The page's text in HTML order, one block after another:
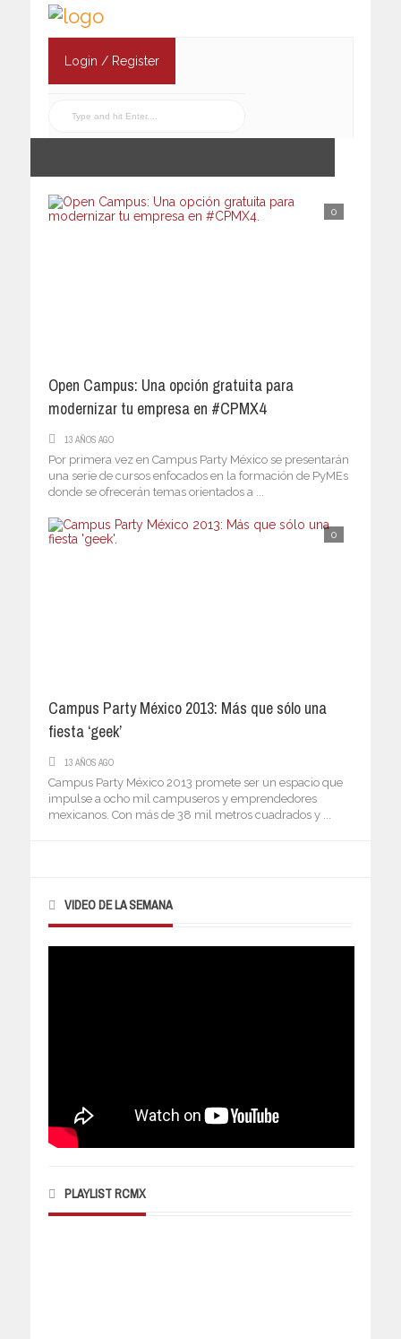
Login / Register
0
Open Campus: Una opción gratuita para
modernizar tu empresa en #CPMX4
13 AÑOS AGO
Por primera vez en Campus Party México se presentarán
una serie de cursos enfocados en la formación de PyMEs
donde se ofrecerán temas orientados a ...
0
Campus Party México 2013: Más que sólo una
fiesta ‘geek’
13 AÑOS AGO
Campus Party México 2013 promete ser un espacio que
impulse a ocho mil campuseros y emprendedores
mexicanos. Con más de 38 mil metros cuadrados y ...
VIDEO DE LA SEMANA
PLAYLIST RCMX